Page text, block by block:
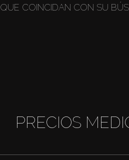
QUE COINCIDAN CON SU
PRECIOS